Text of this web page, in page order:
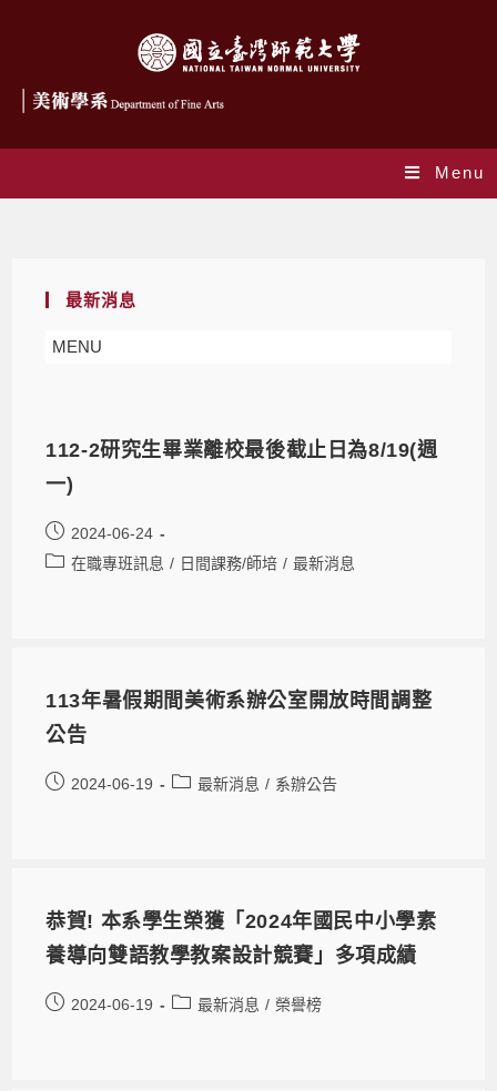
Menu
最新消息
MENU
112-2研究生畢業離校最後截止日為8/19(週
一)
2024-06-24
在職專班訊息 / 日間課務/師培 / 最新消息
113年暑假期間美術系辦公室開放時間調整
公告
2024-06-19 最新消息 / 系辦公告
恭賀! 本系學生榮獲「2024年國民中小學素
養導向雙語教學教案設計競賽」多項成績
2024-06-19 最新消息 / 榮譽榜